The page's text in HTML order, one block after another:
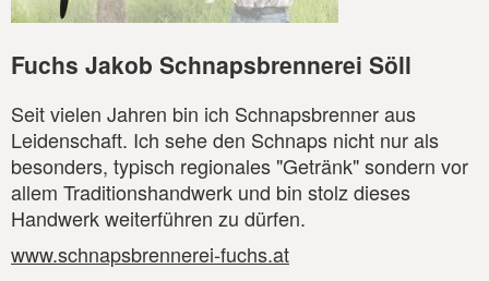
Fuchs Jakob Schnapsbrennerei Söll
Seit vielen Jahren bin ich Schnapsbrenner aus
Leidenschaft. Ich sehe den Schnaps nicht nur als
besonders, typisch regionales "Getränk" sondern vor
allem Traditionshandwerk und bin stolz dieses
Handwerk weiterführen zu dürfen.
www.schnapsbrennerei-fuchs.at